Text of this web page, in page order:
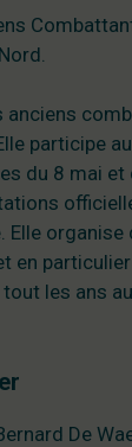
anciens
participe
du 8 mai et
Elle
en
les ans
De